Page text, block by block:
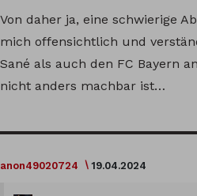
Von daher ja, eine schwierige
mich offensichtlich und
Sané als auch den FC Bayern
nicht anders machbar ist…
anon49020724 19.04.2024